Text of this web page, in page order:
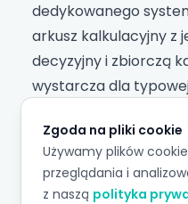
dedykowanego
arkusz kalkulacyjny z
decyzyjny i zbiorczą
wystarcza dla
wartość dopiero przy
potrzebie
Jak często
Zgoda na pliki cookie
Używamy plików
przeglądania i
z naszą polityka